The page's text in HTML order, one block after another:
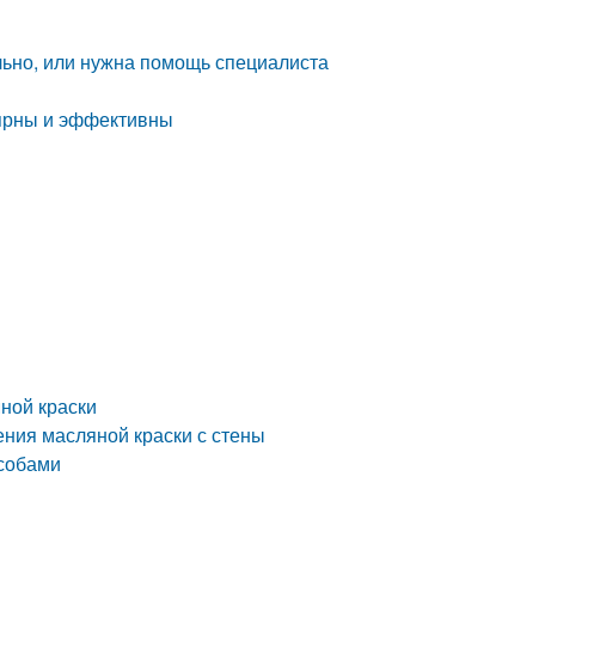
или нужна помощь специалиста
и эффективны
краски
масляной краски с стены